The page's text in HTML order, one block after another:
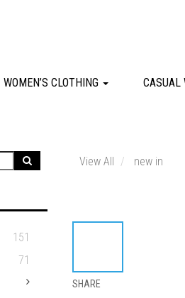
WOMEN’S CLOTHING CASUAL
151
71
View All new in
SHARE